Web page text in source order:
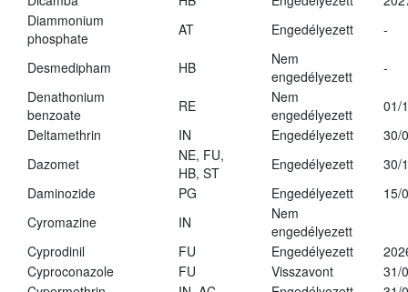
Diammonium
phosphate
AT Engedélyezett -
Desmedipham HB
Nem
engedélyezett
-
Denathonium
benzoate
RE
Nem
engedélyezett
01/
Deltamethrin
IN Engedélyezett
30/
Dazomet
NE, FU,
HB, ST
Engedélyezett
30/
Daminozide
PG Engedélyezett
15/
Cyromazine
IN
Nem
engedélyezett
Cyprodinil
FU Engedélyezett
Cyproconazole
FU Visszavont
31/